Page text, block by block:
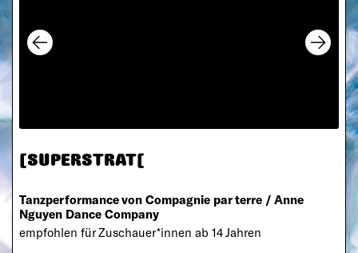
[SUPERSTRAT[
Tanzperformance von Compagnie par terre / Anne
Nguyen Dance Company
empfohlen für Zuschauer*innen ab 14 Jahren